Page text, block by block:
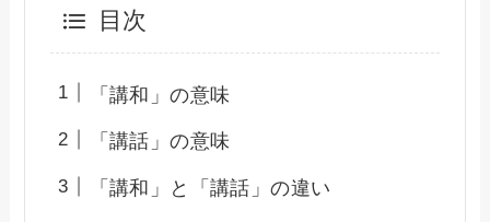
目次
「講和」の意味
「講話」の意味
「講和」と「講話」の違い